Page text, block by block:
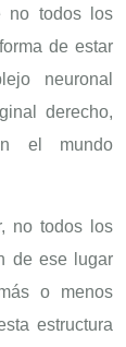
no todos los
de estar
neuronal
derecho,
el mundo
no todos los
de ese lugar
o menos
estructura